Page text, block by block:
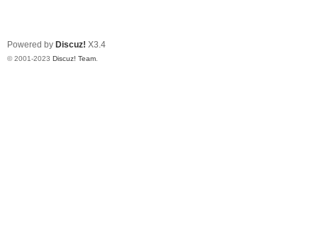
Powered by Discuz! X3.4
© 2001-2023 Discuz! Team